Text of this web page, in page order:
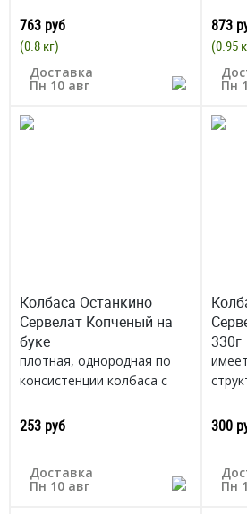
763 руб
(0.8 кг)
Доставка
Пн 10 авг
873
(0.95
Пн
Колбаса Останкино
Сервелат Копченый на
буке
плотная, однородная по
консистенции колбаса с
вкусом.
Россия
253 руб
Доставка
Пн 10 авг
330г
Россия
300
Пн